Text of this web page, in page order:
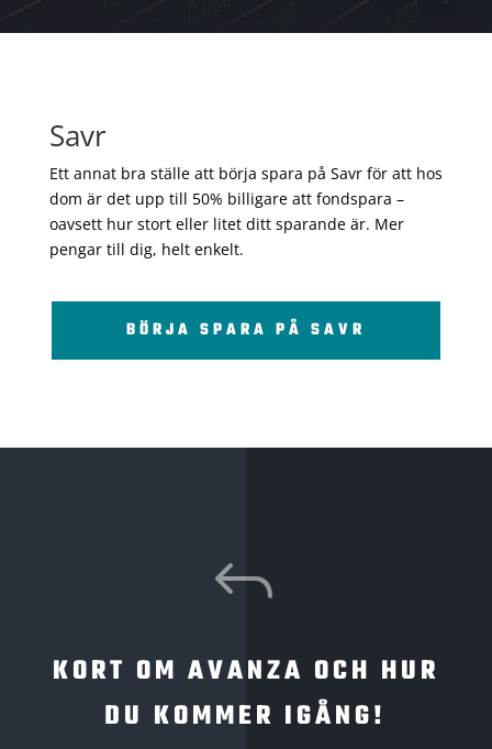
Savr
Ett annat bra ställe att börja spara på Savr för att hos
dom är det upp till 50% billigare att fondspara –
oavsett hur stort eller litet ditt sparande är. Mer
pengar till dig, helt enkelt.
BÖRJA SPARA PÅ SAVR
J
KORT OM AVANZA OCH HUR
DU KOMMER IGÅNG!